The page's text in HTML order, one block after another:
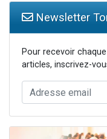
Newsletter
Pour recevoir
articles, inscrivez-